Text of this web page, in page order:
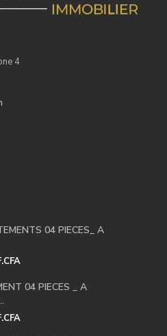
4
04 PIECES_ A
04 PIECES _ A